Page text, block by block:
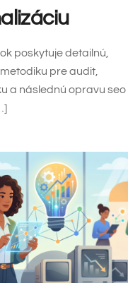
poskytuje detailnú,
pre audit,
a následnú opravu seo